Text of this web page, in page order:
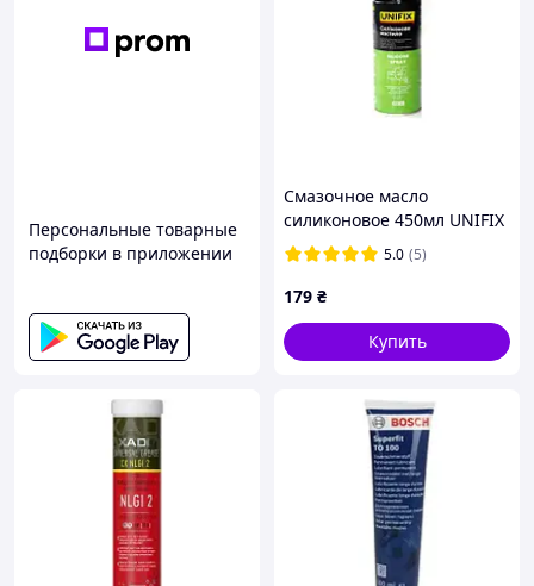
Персональные товарные
подборки в приложении
Смазочное масло
силиконовое 450мл UNIFIX
5.0 (5)
179 ₴
Купить